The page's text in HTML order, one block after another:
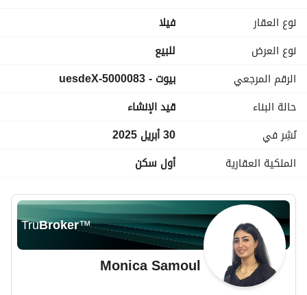
نوع العقار
فیلا
نوع العرض
للبيع
الرقم المرجعي
بيوت - 5000083-uesdeX
حالة البناء
قيد الإنشاء
نُشِر في
30 أبريل 2025
الملكية العقارية
أول سكن
TruBroker™
Monica Samoul